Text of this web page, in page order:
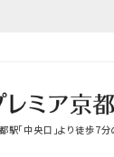
「中央口」より徒歩7